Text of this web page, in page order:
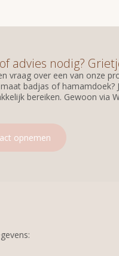
advies nodig?
vraag over een van onze
badjas of hamamdoek?
bereiken. Gewoon via
opnemen